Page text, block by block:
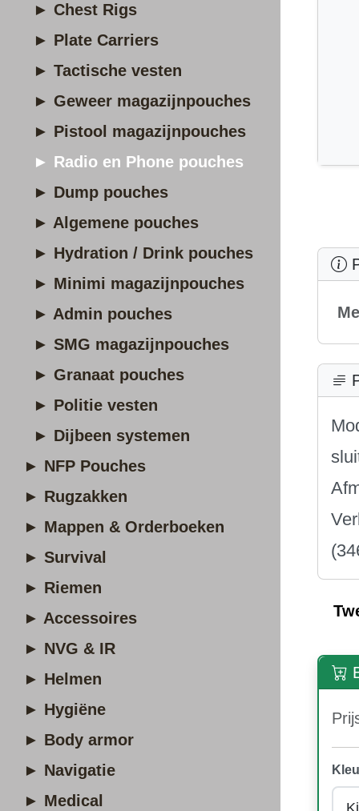
► Chest Rigs
► Plate Carriers
► Tactische vesten
► Geweer magazijnpouches
► Pistool magazijnpouches
► Radio en Phone pouches
► Dump pouches
► Algemene pouches
► Hydration / Drink pouches
► Minimi magazijnpouches
► Admin pouches
► SMG magazijnpouches
► Granaat pouches
► Politie vesten
► Dijbeen systemen
► NFP Pouches
► Rugzakken
► Mappen & Orderboeken
► Survival
► Riemen
► Accessoires
► NVG & IR
► Helmen
► Hygiëne
► Body armor
► Navigatie
► Medical